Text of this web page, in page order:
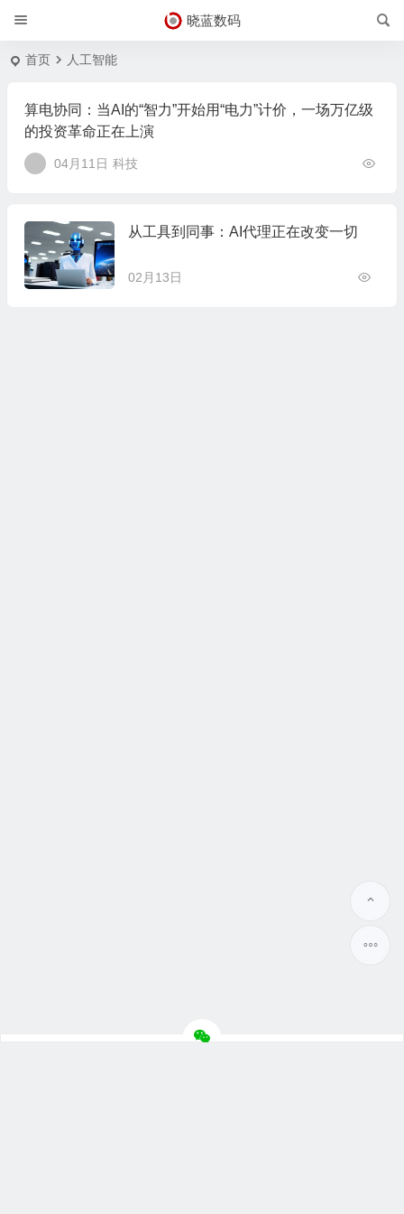
晓蓝数码
首页 人工智能
算电协同：当AI的“智力”开始用“电力”计价，一场万亿级
的投资革命正在上演
04月11日 科技
从工具到同事：AI代理正在改变一切
02月13日